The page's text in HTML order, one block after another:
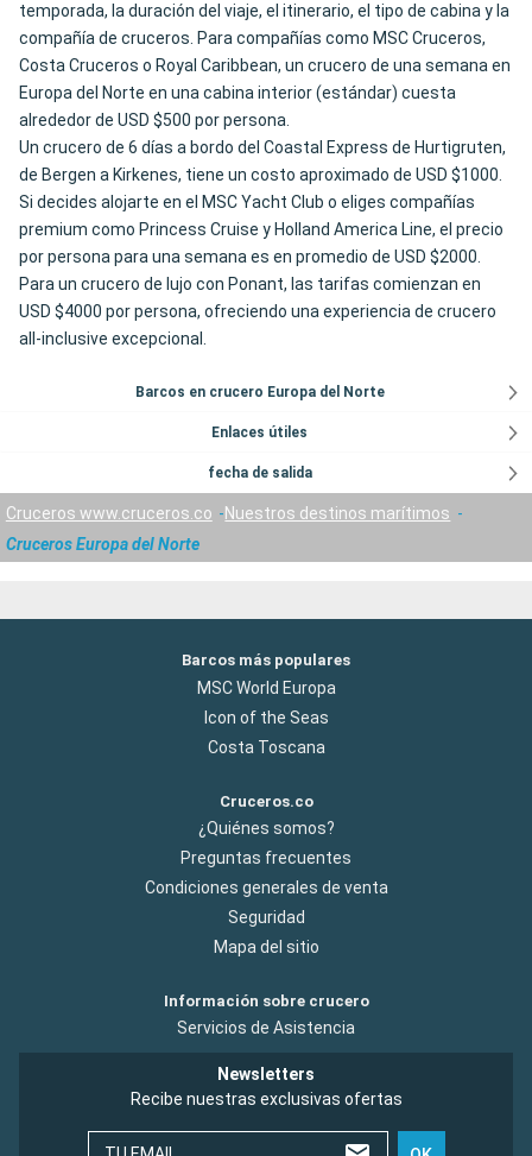
temporada, la duración del viaje, el itinerario, el tipo de cabina y la
compañía de cruceros. Para compañías como MSC Cruceros,
Costa Cruceros o Royal Caribbean, un crucero de una semana en
Europa del Norte en una cabina interior (estándar) cuesta
alrededor de USD $500 por persona.
Un crucero de 6 días a bordo del Coastal Express de Hurtigruten,
de Bergen a Kirkenes, tiene un costo aproximado de USD $1000.
Si decides alojarte en el MSC Yacht Club o eliges compañías
premium como Princess Cruise y Holland America Line, el precio
por persona para una semana es en promedio de USD $2000.
Para un crucero de lujo con Ponant, las tarifas comienzan en
USD $4000 por persona, ofreciendo una experiencia de crucero
all-inclusive excepcional.
Barcos en crucero Europa del Norte
Enlaces útiles
fecha de salida
Cruceros www.cruceros.co
Nuestros destinos marítimos
Cruceros Europa del Norte
Barcos más populares
MSC World Europa
Icon of the Seas
Costa Toscana
Cruceros.co
¿Quiénes somos?
Preguntas frecuentes
Condiciones generales de venta
Seguridad
Mapa del sitio
Información sobre crucero
Servicios de Asistencia
Newsletters
Recibe nuestras exclusivas ofertas